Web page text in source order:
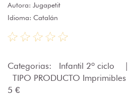
Autora: Jugapetit
Idioma: Catalán
Categorias: Infantil 2º ciclo |
TIPO PRODUCTO Imprimibles
5 €